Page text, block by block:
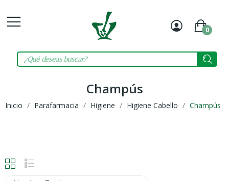
Mi
0
Champús
Inicio Parafarmacia Higiene Higiene Cabello Champús